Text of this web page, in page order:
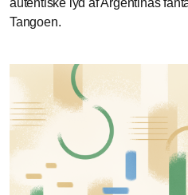
Tangoen.